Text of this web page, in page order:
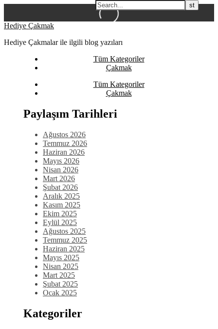
Skip
content
Hediye Çakmak
Hediye Çakmalar ile ilgili blog yazıları
Tüm Kategoriler
Çakmak
Tüm Kategoriler
Çakmak
Paylaşım Tarihleri
Ağustos 2026
Temmuz 2026
Haziran 2026
Mayıs 2026
Nisan 2026
Mart 2026
Şubat 2026
Aralık 2025
Kasım 2025
Ekim 2025
Eylül 2025
Ağustos 2025
Temmuz 2025
Haziran 2025
Mayıs 2025
Nisan 2025
Mart 2025
Şubat 2025
Ocak 2025
Kategoriler